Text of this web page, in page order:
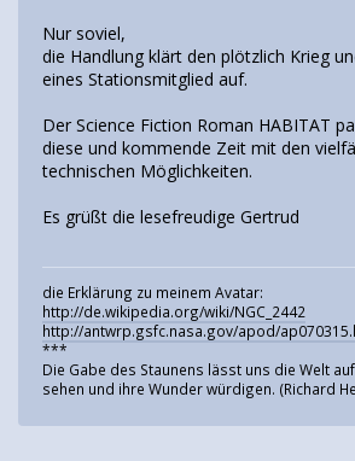
Nur soviel,
die Handlung klärt den plötzlich Krieg
eines Stationsmitglied auf.
Der Science Fiction Roman HABITAT
diese und kommende Zeit mit den
technischen Möglichkeiten.
Es grüßt die lesefreudige Gertrud
die Erklärung zu meinem Avatar:
http://de.wikipedia.org/wiki/NGC_2442
http://antwrp.gsfc.nasa.gov/apod/
***
Die Gabe des Staunens lässt uns die Welt
sehen und ihre Wunder würdigen. (Richard